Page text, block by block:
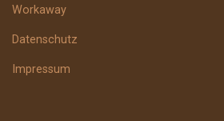
Workaway
Datenschutz
Impressum